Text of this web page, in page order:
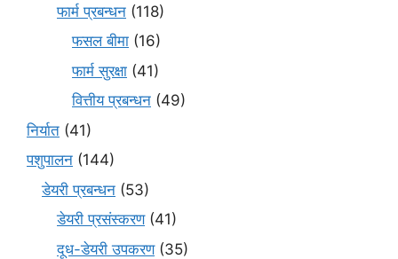
फार्म प्रबन्धन (118)
फसल बीमा (16)
फार्म सुरक्षा (41)
वित्तीय प्रबन्धन (49)
निर्यात (41)
पशुपालन (144)
डेयरी प्रबन्धन (53)
डेयरी प्रसंस्करण(41)
दूध-डेयरी उपकरण(35)